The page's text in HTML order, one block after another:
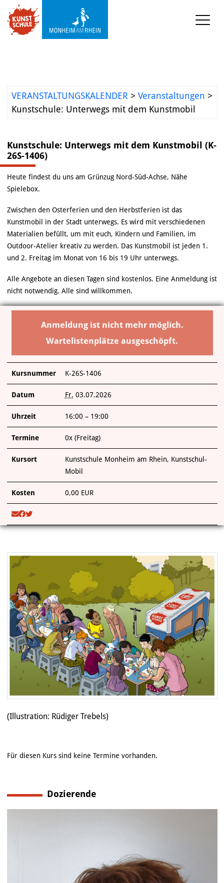
Projekte und
Kooperationen
KUNST-WERKSTATT TURMSTRASSE
ÜBER UNS
VERANSTALTUNGSKALENDER > Veranstaltungen >
Kunstschule: Unterwegs mit dem Kunstmobil
Kunstschule: Unterwegs mit dem Kunstmobil (K-
26S-1406)
Heute findest du uns am Grünzug Nord-Süd-Achse, Nähe
Spielebox.
Zwischen den Osterferien und den Herbstferien ist das
Kunstmobil in der Stadt unterwegs. Es wird mit verschiedenen
Materialien befüllt, um mit euch, Kindern und Familien, im
Outdoor-Atelier kreativ zu werden. Das Kunstmobil ist jeden 1.
und 2. Freitag im Monat von 16 bis 19 Uhr unterwegs.
Alle Angebote an diesen Tagen sind kostenlos. Eine Anmeldung ist
nicht notwendig. Alle sind willkommen.
Anmeldung ist nicht mehr möglich.
Wartelistenplätze ausgeschöpft.
Kursnummer K-26S-1406
Datum Fr. 03.07.2026
Uhrzeit 16:00 – 19:00
Termine 0x (Freitag)
Kursort
Kunstschule Monheim am Rhein, Kunstschul-
Mobil
Kosten 0,00 EUR
(Illustration: Rüdiger Trebels)
Für diesen Kurs sind keine Termine vorhanden.
Dozierende